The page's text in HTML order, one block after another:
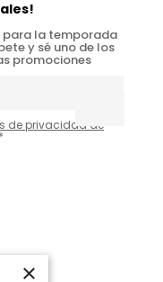
para la temporada
y sé uno de los
promociones
de privacidad de
*
×